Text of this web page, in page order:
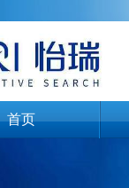
首页